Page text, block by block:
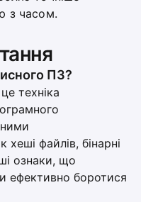
з часом.
ПЗ?
техніка
файлів, бінарні
ознаки, що
ефективно боротися